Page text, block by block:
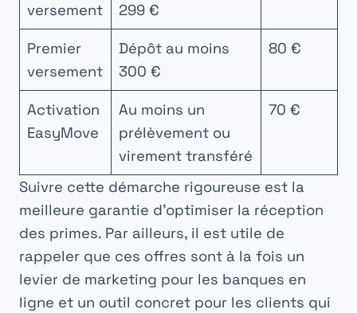
versement
299 €
Premier
versement
Dépôt au moins
300 €
80 €
Activation
EasyMove
Au moins un
prélèvement ou
virement transféré
70 €
Suivre cette démarche rigoureuse est la
meilleure garantie d’optimiser la réception
des primes. Par ailleurs, il est utile de
rappeler que ces offres sont à la fois un
levier de marketing pour les banques en
ligne et un outil concret pour les clients qui